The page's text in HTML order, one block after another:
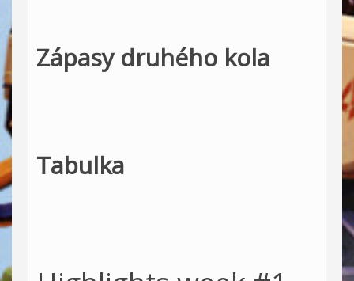
Zápasy druhého kola
Tabulka